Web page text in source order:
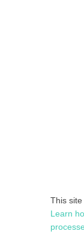
This site
Learn